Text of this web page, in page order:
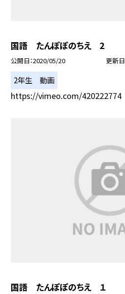
国語 たんぽぽのちえ 2
公開日 2020/05/20 更新日
2年生 動画
https://vimeo.com/420222774
国語 たんぽぽのちえ １